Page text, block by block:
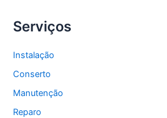
Serviços
Instalação
Conserto
Manutenção
Reparo